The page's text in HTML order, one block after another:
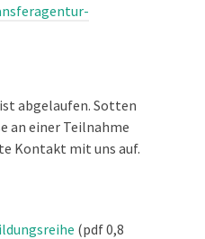
abgelaufen. Sotten
an einer Teilnahme
Kontakt mit uns auf.
(pdf 0,8